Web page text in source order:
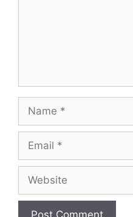
Name
Email
Website